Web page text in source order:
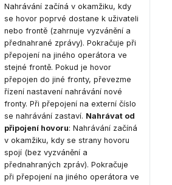
Nahrávání začíná v okamžiku, kdy
se hovor poprvé dostane k uživateli
nebo frontě (zahrnuje vyzvánění a
přednahrané zprávy). Pokračuje při
přepojení na jiného operátora ve
stejné frontě. Pokud je hovor
přepojen do jiné fronty, převezme
řízení nastavení nahrávání nové
fronty. Při přepojení na externí číslo
se nahrávání zastaví. Nahrávat od
připojení hovoru: Nahrávání začíná
v okamžiku, kdy se strany hovoru
spojí (bez vyzvánění a
přednahraných zpráv). Pokračuje
při přepojení na jiného operátora ve